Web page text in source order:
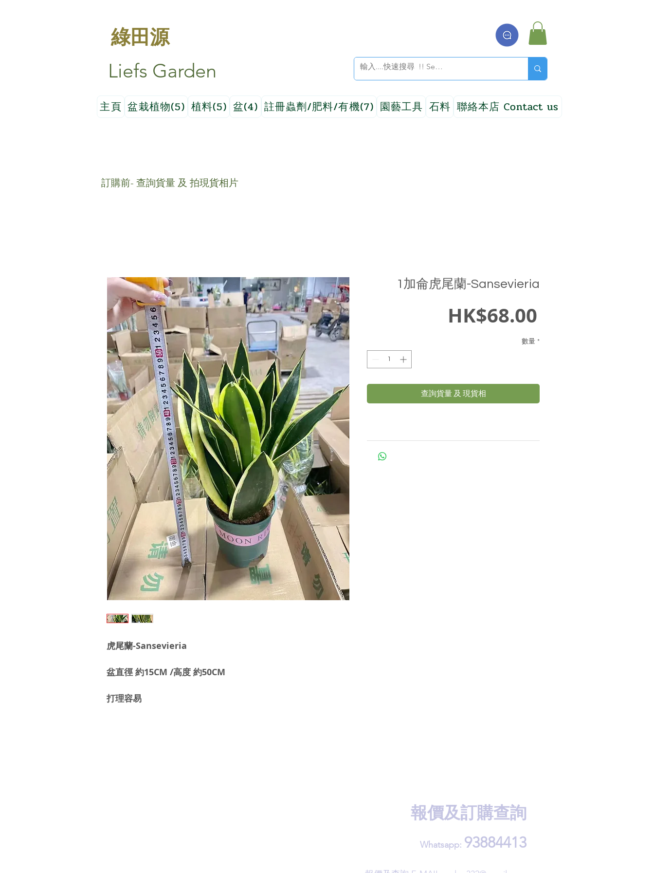
綠田源
Liefs Garden
主頁 盆栽植物(5) 植料(5) 盆(4) 註冊蟲劑/肥料/有機(7) 園藝工具 石料 聯絡本店 Contact us
訂購前- 查詢貨量 及 拍現貨相片
虎尾蘭-Sansevieria
盆直徑 約15CM /高度 約50CM
打理容易
1加侖虎尾蘭-Sansevieria
HK$68.00
格
數量 *
查詢貨量 及 現貨相
報價及訂購查詢
Whatsapp: 93884413